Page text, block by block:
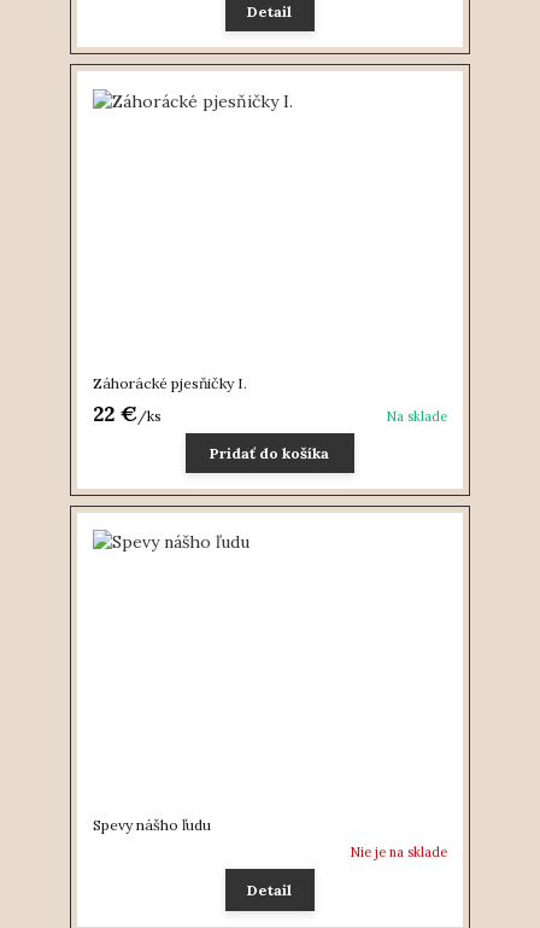
Detail
Záhorácké pjesňičky I.
22 €/ks Na sklade
Pridať do košíka
Spevy nášho ľudu
Nie je na sklade
Detail